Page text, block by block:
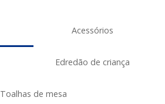
Acessórios
Edredão de criança
Toalhas de mesa